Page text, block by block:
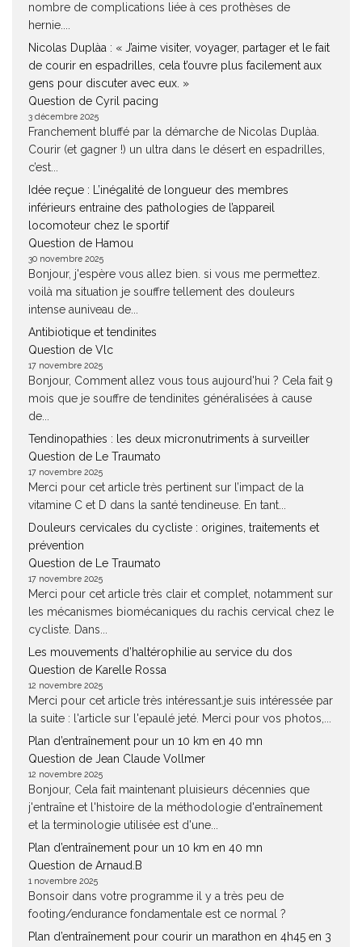
nombre de complications liée à ces prothèses de
hernie....
Nicolas Duplàa : « J’aime visiter, voyager, partager et le fait
de courir en espadrilles, cela t’ouvre plus facilement aux
gens pour discuter avec eux. »
Question de Cyril pacing
3 décembre 2025
Franchement bluffé par la démarche de Nicolas Duplàa.
Courir (et gagner !) un ultra dans le désert en espadrilles,
c’est...
Idée reçue : L’inégalité de longueur des membres
inférieurs entraine des pathologies de l’appareil
locomoteur chez le sportif
Question de Hamou
30 novembre 2025
Bonjour, j'espère vous allez bien. si vous me permettez.
voilà ma situation je souffre tellement des douleurs
intense auniveau de...
Antibiotique et tendinites
Question de Vlc
17 novembre 2025
Bonjour, Comment allez vous tous aujourd'hui ? Cela fait 9
mois que je souffre de tendinites généralisées à cause
de...
Tendinopathies : les deux micronutriments à surveiller
Question de Le Traumato
17 novembre 2025
Merci pour cet article très pertinent sur l’impact de la
vitamine C et D dans la santé tendineuse. En tant...
Douleurs cervicales du cycliste : origines, traitements et
prévention
Question de Le Traumato
17 novembre 2025
Merci pour cet article très clair et complet, notamment sur
les mécanismes biomécaniques du rachis cervical chez le
cycliste. Dans...
Les mouvements d’haltérophilie au service du dos
Question de Karelle Rossa
12 novembre 2025
Merci pour cet article très intéressant.je suis intéressée par
la suite : l'article sur l'epaulé jeté. Merci pour vos photos,...
Plan d’entraînement pour un 10 km en 40 mn
Question de Jean Claude Vollmer
12 novembre 2025
Bonjour, Cela fait maintenant pluisieurs décennies que
j'entraîne et l'histoire de la méthodologie d'entraînement
et la terminologie utilisée est d'une...
Plan d’entraînement pour un 10 km en 40 mn
Question de Arnaud.B
1 novembre 2025
Bonsoir dans votre programme il y a très peu de
footing/endurance fondamentale est ce normal ?
Plan d’entraînement pour courir un marathon en 4h45 en 3